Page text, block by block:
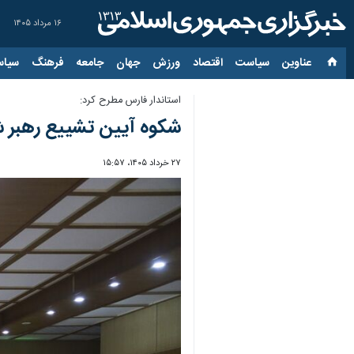
۱۶ مرداد ۱۴۰۵
عناوین‌ سیاست اقتصاد ورزش جهان جامعه فرهنگ
استاندار فارس مطرح کرد:
شکوه آیین تشییع رهبر
۲۷ خرداد ۱۴۰۵، ۱۵:۵۷